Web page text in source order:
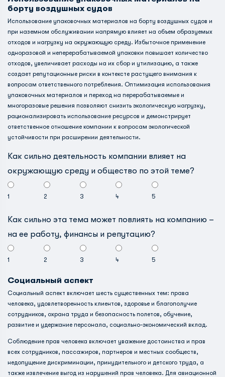
борту воздушных судов
Использование упаковочных материалов на борту воздушных судов и
при наземном обслуживании напрямую влияет на объем образуемых
отходов и нагрузку на окружающую среду. Избыточное применение
одноразовой и неперерабатываемой упаковки повышает количество
отходов, увеличивает расходы на их сбор и утилизацию, а также
создает репутационные риски в контексте растущего внимания к
вопросам ответственного потребления. Оптимизация использования
упаковочных материалов и переход на перерабатываемые и
многоразовые решения позволяют снизить экологическую нагрузку,
рационализировать использование ресурсов и демонстрирует
ответственное отношение компании к вопросам экологической
устойчивости при расширении деятельности.
Как сильно деятельность компании влияет на
окружающую среду и общество по этой теме?
1 2 3 4 5
Как сильно эта тема может повлиять на компанию –
на ее работу, финансы и репутацию?
1 2 3 4 5
Социальный аспект
Социальный аспект включает шесть существенных тем: права
человека, удовлетворенность клиентов, здоровье и благополучие
сотрудников, охрана труда и безопасность полетов, обучение,
развитие и удержание персонала, социально-экономический вклад.
Соблюдение прав человека включает уважение достоинства и прав
всех сотрудников, пассажиров, партнеров и местных сообществ,
недопущение дискриминации, принудительного и детского труда, а
также извлечение выгод из нарушений прав человека. Для авиационной